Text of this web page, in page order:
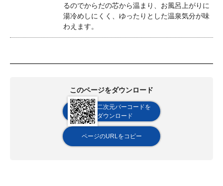
るのでからだの芯から温まり、お風呂上がりに
湯冷めしにくく、ゆったりとした温泉気分が味
わえます。
このページをダウンロード
二次元バーコードを
ダウンロード
ページのURLをコピー